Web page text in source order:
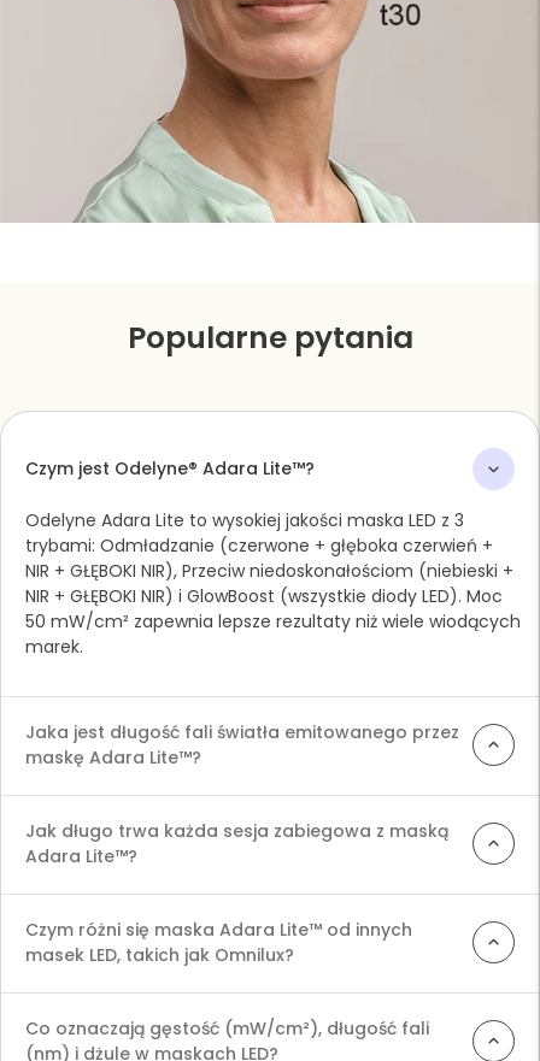
Popularne pytania
Czym jest Odelyne® Adara Lite™?
Odelyne Adara Lite to wysokiej jakości maska LED z 3
trybami: Odmładzanie (czerwone + głęboka czerwień +
NIR + GŁĘBOKI NIR), Przeciw niedoskonałościom (niebieski +
NIR + GŁĘBOKI NIR) i GlowBoost (wszystkie diody LED). Moc
50 mW/cm² zapewnia lepsze rezultaty niż wiele wiodących
marek.
Jaka jest długość fali światła emitowanego przez
maskę Adara Lite™?
Maska Odelyne® Adara Lite™ emituje światło o długości
633 nm (czerwone), 660 nm (głęboka czerwień), 415 nm
(niebieskie), 830 nm (NIR) i 1072 nm (GŁĘBOKI NIR),
przeciwstarzeniowego, redukcji niedoskonałości i
promiennej skóry, zapewniając skuteczne i profesjonalne
rezultaty pielęgnacji skóry.
Jak długo trwa każda sesja zabiegowa z maską
Adara Lite™?
Każda sesja zabiegowa z maską Adara Lite™ trwa 15 minut,
zalecana częstotliwość to od 3 do 5 razy w tygodniu. Przy
natężeniu napromieniowania 50mW/cm² każda sesja
rezultaty pielęgnacji skóry.
Czym różni się maska Adara Lite™ od innych
masek LED, takich jak Omnilux?
Adara Lite™ dostarcza 50mW/cm² i 45 dżuli na 15 minut,
podczas gdy Omnilux oferuje 30mW/cm² i 27 dżuli. Wyższa
moc i szerszy zakres fal Adary mogą zapewniać bardziej
Co oznaczają gęstość (mW/cm²), długość fali
(nm) i dżule w maskach LED?